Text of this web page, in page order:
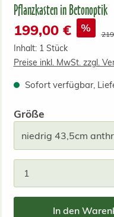
Pflanzkasten in Betonoptik
Verkaufspreis:
199,00 € %
Inhalt: 1 Stück
Preise inkl. MwSt. zzgl.
Sofort verfügbar,
Größeauswählen
In den